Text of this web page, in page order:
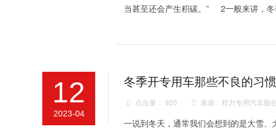
当甚至还会产生积碳。” 2一般来讲，冬
12
2023-04
冬季开专用车那些不良的习
 点击量： 955  来源：程力专用汽车股
一说到冬天，通常我们会想到的是大雪